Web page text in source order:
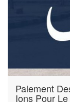
Paiement
Ions Pour